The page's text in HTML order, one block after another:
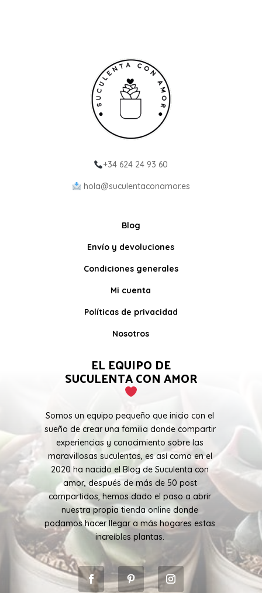
+34 624 24 93 60
hola@suculentaconamor.es
Blog
Envío y devoluciones
Condiciones generales
Mi cuenta
Políticas de privacidad
Nosotros
EL EQUIPO DE
SUCULENTA CON AMOR
Somos un equipo pequeño que inicio con el
sueño de crear una familia donde compartir
experiencias y conocimiento sobre las
maravillosas suculentas, es así como en el
2020 ha nacido el Blog de Suculenta con
amor, después de más de 50 post
compartidos, hemos dado el paso a abrir
nuestra propia tienda online donde
podamos hacer llegar a más hogares estas
increíbles plantas.